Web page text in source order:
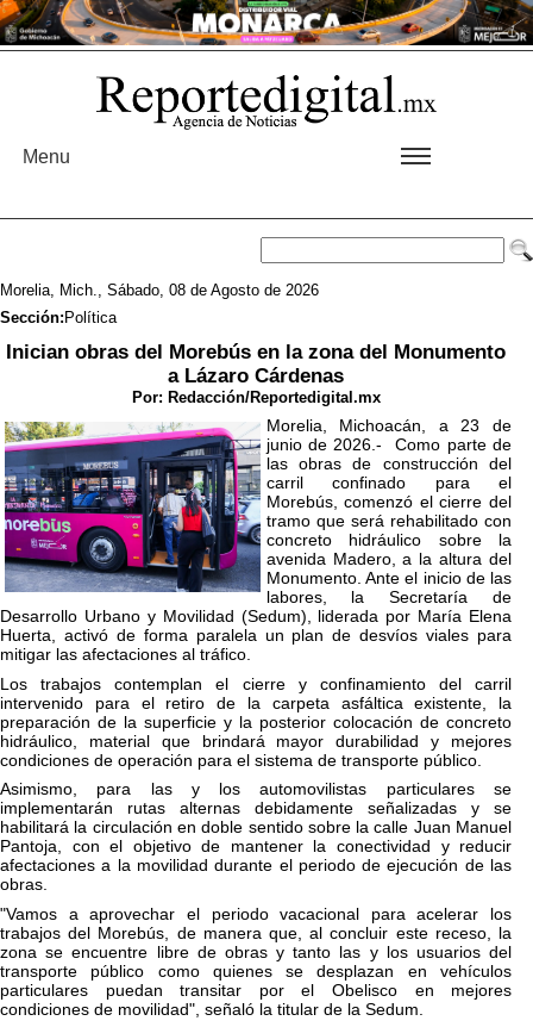
Menu
Morelia, Mich., Sábado, 08 de Agosto de 2026
Sección: Política
Inician obras del Morebús en la zona del Monumento
a Lázaro Cárdenas
Por: Redacción/Reportedigital.mx
Morelia, Michoacán, a 23 de
junio de 2026.- Como parte de
las obras de construcción del
carril confinado para el
Morebús, comenzó el cierre del
tramo que será rehabilitado con
concreto hidráulico sobre la
avenida Madero, a la altura del
Monumento. Ante el inicio de las
labores, la Secretaría de
Desarrollo Urbano y Movilidad (Sedum), liderada por María Elena
Huerta, activó de forma paralela un plan de desvíos viales para
mitigar las afectaciones al tráfico.
Los trabajos contemplan el cierre y confinamiento del carril
intervenido para el retiro de la carpeta asfáltica existente, la
preparación de la superficie y la posterior colocación de concreto
hidráulico, material que brindará mayor durabilidad y mejores
condiciones de operación para el sistema de transporte público.
Asimismo, para las y los automovilistas particulares se
implementarán rutas alternas debidamente señalizadas y se
habilitará la circulación en doble sentido sobre la calle Juan Manuel
Pantoja, con el objetivo de mantener la conectividad y reducir
afectaciones a la movilidad durante el periodo de ejecución de las
obras.
"Vamos a aprovechar el periodo vacacional para acelerar los
trabajos del Morebús, de manera que, al concluir este receso, la
zona se encuentre libre de obras y tanto las y los usuarios del
transporte público como quienes se desplazan en vehículos
particulares puedan transitar por el Obelisco en mejores
condiciones de movilidad", señaló la titular de la Sedum.